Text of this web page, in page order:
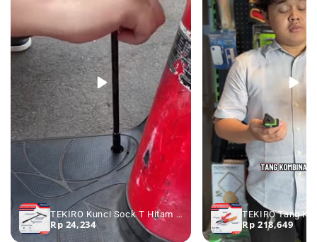
TEKIRO Kunci Sock T Hitam 7 - 19 mm - Kunci Sok T Kunci Shock T
Rp 24,234 Rp 218,649